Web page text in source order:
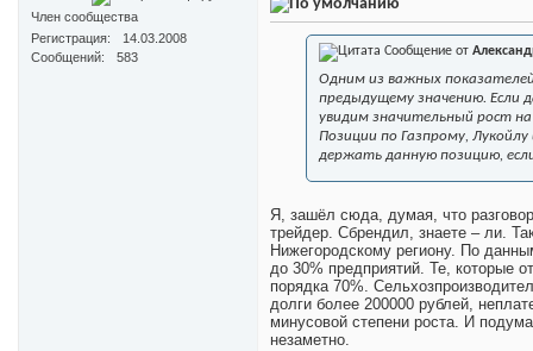
Член сообщества
Регистрация
14.03.2008
Сообщений
583 Сообщение от
Одним из важных
предыдущему значению. Если
увидим значительный рост на
Позиции по Газпрому,
держать данную позицию,
Я, зашёл сюда, думая, что
трейдер. Сбрендил, знаете – ли.
Нижегородскому региону. По
до 30% предприятий. Те, которые
порядка 70%.
долги более 200000 рублей,
минусовой степени роста. И
незаметно.